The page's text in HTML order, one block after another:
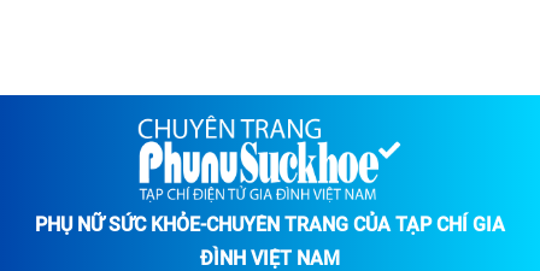
PHỤ NỮ SỨC KHỎE-CHUYÊN TRANG CỦA TẠP CHÍ GIA
ĐÌNH VIỆT NAM